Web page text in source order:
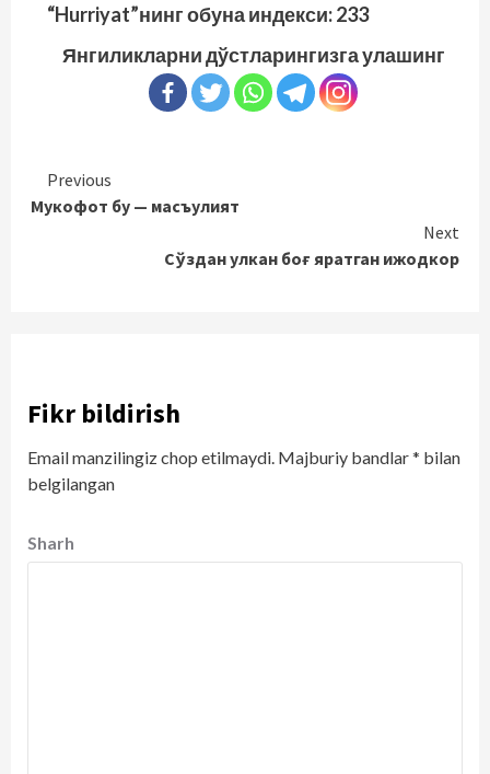
“Hurriyat”нинг обуна индекси:233
Янгиликларни дўстларингизга улашинг
Continue
Reading
Previous
Мукофот бу — масъулият
Next
Сўздан улкан боғ яратган ижодкор
Fikr bildirish
Email manzilingiz chop etilmaydi. Majburiy bandlar* bilan
belgilangan
Sharh